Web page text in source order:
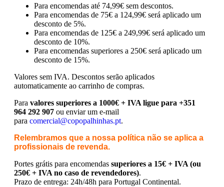
Para encomendas até 74,99€ sem descontos.
Para encomendas de 75€ a 124,99€ será aplicado um
desconto de 5%.
Para encomendas de 125€ a 249,99€ será aplicado um
desconto de 10%.
Para encomendas superiores a 250€ será aplicado um
desconto de 15%.
Valores sem IVA. Descontos serão aplicados
automaticamente ao carrinho de compras.
Para valores superiores a 1000€ + IVA ligue para +351
964 292 907 ou enviar um e-mail
para comercial@copopalhinhas.pt.
Relembramos que a nossa política não se aplica a
profissionais de revenda.
Portes grátis para encomendas superiores a 15€ + IVA (ou
250€ + IVA no caso de revendedores).
Prazo de entrega: 24h/48h para Portugal Continental.